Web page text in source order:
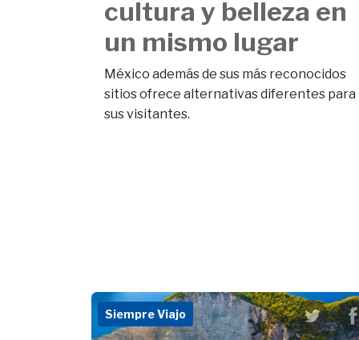
cultura y belleza en
un mismo lugar
México además de sus más reconocidos
sitios ofrece alternativas diferentes para
sus visitantes.
Siempre Viajo